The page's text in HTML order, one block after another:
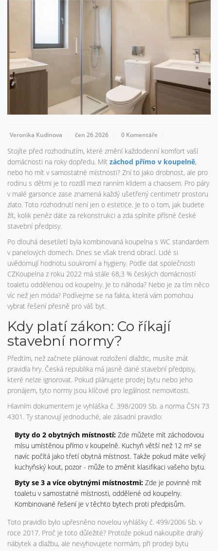
Veronika Kudinova čen 26 2026 0 Komentáře
Stojíte před rozhodnutím, které změní každodenní komfort vaší
domácnosti na roky dopředu. Mít záchod přímo v koupelně,
nebo ho mít v samostatné místnosti? Zní to jako drobnost, ale pro
rodinu s dětmi je to rozdíl mezi ranním klidem a chaosem. Pro páry
v malé garsonce zase znamená každý ušetřený centimetr prostoru
zlato. Toto rozhodnutí není jen o estetice. Je to o tom, jak budete
žít, kolik peněz dáte za rekonstrukci a zda splníte přísné české
stavební předpisy.
Po dlouhá desetiletí byla kombinovaná koupelna s WC standardem
v panelových domech. Dnes se však trend obrací. Lidé si
uvědomují hodnotu soukromí a hygieny. Podle dat společnosti
CZKoupelna z roku 2022 má stále 68,3 % českých domácností
toaletu oddělenou od koupelny. Je to náhoda? Nebo je za tím něco
víc než jen móda? Podívejme se na fakta, která vám pomohou
vybrat řešení přesně pro váš byt.
Kdy platí zákon: Co říkají
stavební normy?
Předtím, než začnete plánovat rozložení dlaždic, musíte znát
pravidla hry. Česká republika má jasně dané stavební předpisy,
které nelze ignorovat. Pokud plánujete prodej bytu nebo jeho
pronájem, tyto normy jsou klíčové pro legálnost nemovitosti.
Hlavním dokumentem je vyhláška č. 398/2009 Sb. a norma ČSN 73
4301. Ty stanovují jednoduché, ale zásadní pravidlo:
Byty do 2 obytných místností: Zde můžete mít záchodovou
mísu umístěnou přímo v koupelně. Kuchyň větší než 12 m² se
navíc počítá jako třetí obytná místnost. Takže pokud máte velký
kuchyňský kout, pozor - může to změnit klasifikaci vašeho bytu.
Byty se 3 a více obytnými místnostmi: Zde je povinné mít
toaletu v samostatné místnosti, oddělené od koupelny.
Kombinované řešení je v těchto bytech proti předpisům.
Toto pravidlo bylo upřesněno novelou vyhlášky č. 499/2006 Sb. v
roce 2017. Proč je toto důležité? Protože pokud nakoupíte drahý
nábytek a dlažbu, ale nevyhovujete normám, při prodeji bytu